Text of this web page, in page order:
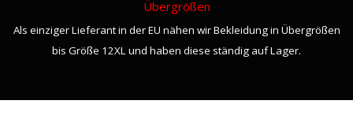
Übergrößen
Als einziger Lieferant in der EU nähen wir Bekleidung in Übergrößen
bis Größe 12XL und haben diese ständig auf Lager.